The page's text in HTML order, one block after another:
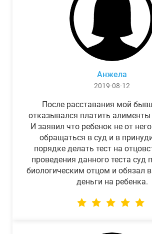
Анжела
2019-08-12
После расставания мой
отказывался платить алименты
И заявил что ребенок не от
обращаться в суд и в
порядке делать тест на
проведения данного теста суд
биологическим отцом и обязал
деньги на ребенка.